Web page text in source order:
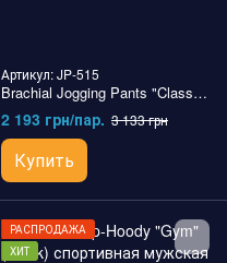
Артикул: JP-515
Brachial Jogging Pants "Classy" (Black) мужские спортивные штаны для бодибилдинга
2 193 грн/пар. 3 133 грн
Купить
РАСПРОДАЖА
ХИТ